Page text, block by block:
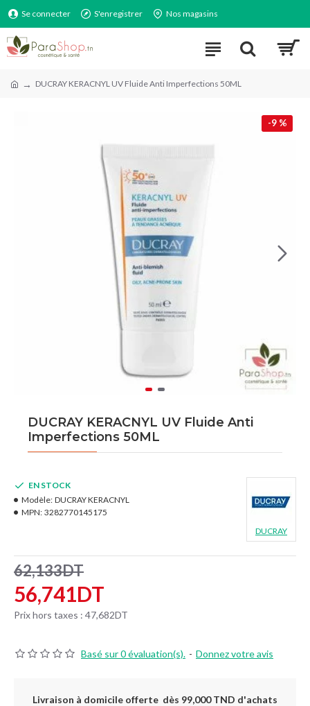
Se connecter S'enregistrer Nos magasins
DUCRAY KERACNYL UV Fluide Anti Imperfections 50ML
-9 %
DUCRAY KERACNYL UV Fluide Anti
Imperfections 50ML
Basé sur 0 évaluation(s). - Donnez votre avis
56,741DT
62,133DT
Prix hors taxes : 47,682DT
EN STOCK
Modèle: DUCRAY KERACNYL
MPN: 3282770145175
DUCRAY
Livraison à domicile offerte dès 99,000 TND d'achats